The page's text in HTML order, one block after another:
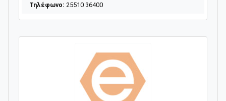
Τηλέφωνο: 25510 36400